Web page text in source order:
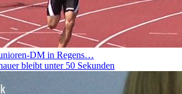
DM in Regens…
bleibt unter 50 Sekunden